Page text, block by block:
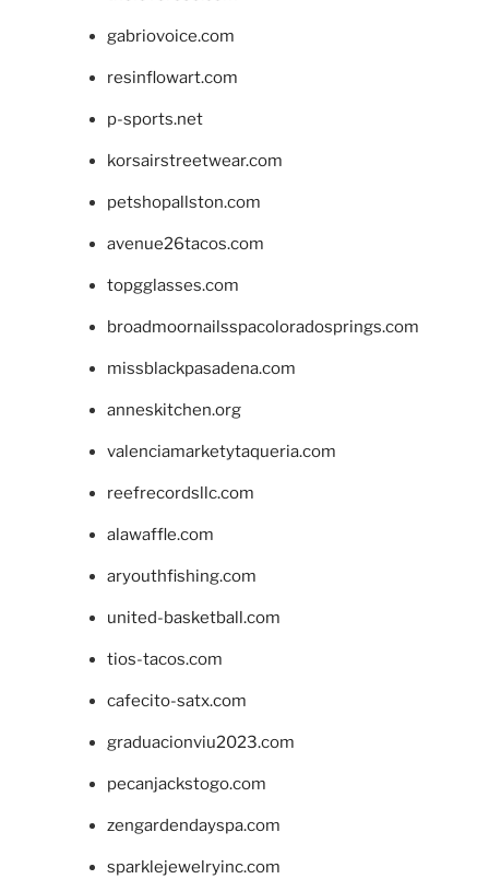
gabriovoice.com
resinflowart.com
p-sports.net
korsairstreetwear.com
petshopallston.com
avenue26tacos.com
topgglasses.com
broadmoornailsspacoloradosprings.com
missblackpasadena.com
anneskitchen.org
valenciamarketytaqueria.com
reefrecordsllc.com
alawaffle.com
aryouthfishing.com
united-basketball.com
tios-tacos.com
cafecito-satx.com
graduacionviu2023.com
pecanjackstogo.com
zengardendayspa.com
sparklejewelryinc.com